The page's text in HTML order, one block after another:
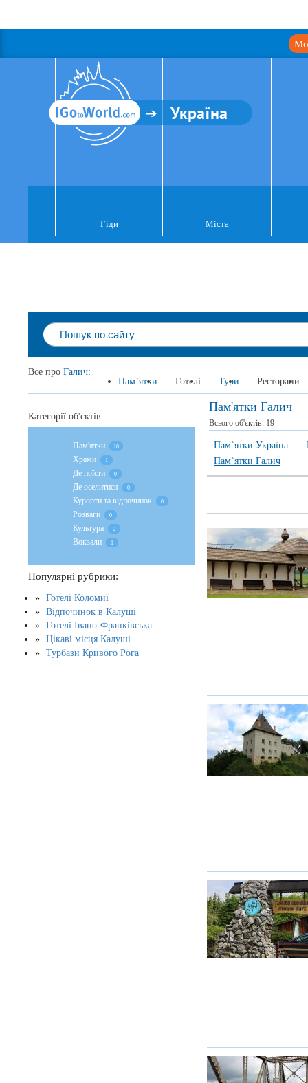
Україна
Гіди Міста
Все про Галич:
Пам`ятки — Готелі — Тури — Ресторани
Пам'ятки Галич
Всього об'єктів: 19
Пам`ятки Україна
Пам`ятки Галич
Категорії об'єктів
Пам'ятки 10
Храми 1
Де поїсти 0
Де оселитися 0
Курорти та відпочинок 0
Розваги 0
Культура 0
Вокзали 1
Популярні рубрики:
Готелі Коломиї
Відпочинок в Калуші
Готелі Івано-Франківська
Цікаві місця Калуші
Турбази Кривого Рога